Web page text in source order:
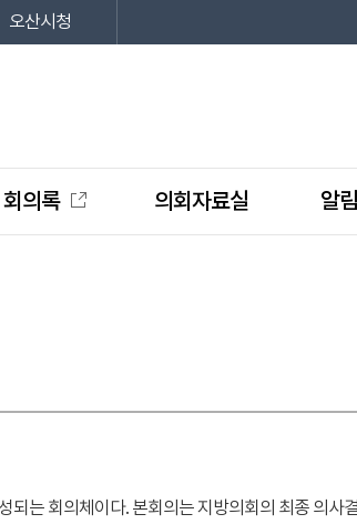
오산시청
회의록 의회자료실 알
되는 회의체이다. 본회의는 지방의회의 최종 의